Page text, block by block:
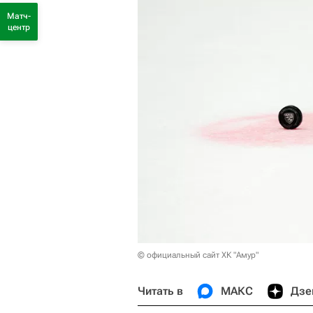
© официальный сайт ХК "Амур"
Читать в МАКС
Матч-
центр